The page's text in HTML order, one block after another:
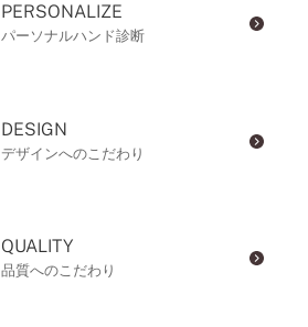
PERSONALIZE
パーソナルハンド診断
DESIGN
デザインへのこだわり
QUALITY
品質へのこだわり